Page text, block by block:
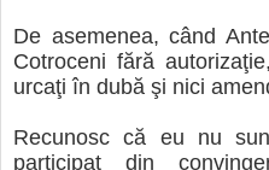
De asemenea, când
Cotroceni fără
urcaţi în dubă şi nici
Recunosc că eu nu
participat din